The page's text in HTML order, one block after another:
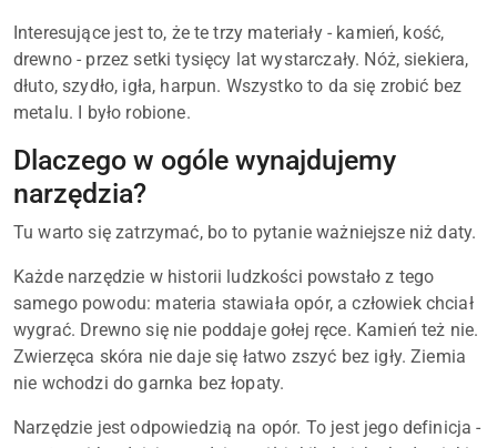
Interesujące jest to, że te trzy materiały - kamień, kość,
drewno - przez setki tysięcy lat wystarczały. Nóż, siekiera,
dłuto, szydło, igła, harpun. Wszystko to da się zrobić bez
metalu. I było robione.
Dlaczego w ogóle wynajdujemy
narzędzia?
Tu warto się zatrzymać, bo to pytanie ważniejsze niż daty.
Każde narzędzie w historii ludzkości powstało z tego
samego powodu: materia stawiała opór, a człowiek chciał
wygrać. Drewno się nie poddaje gołej ręce. Kamień też nie.
Zwierzęca skóra nie daje się łatwo zszyć bez igły. Ziemia
nie wchodzi do garnka bez łopaty.
Narzędzie jest odpowiedzią na opór. To jest jego definicja -